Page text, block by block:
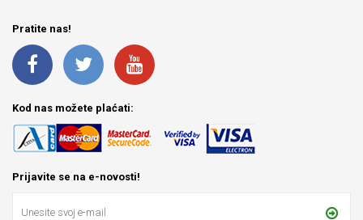
Pratite nas!
Kod nas možete plaćati:
Prijavite se na e-novosti!